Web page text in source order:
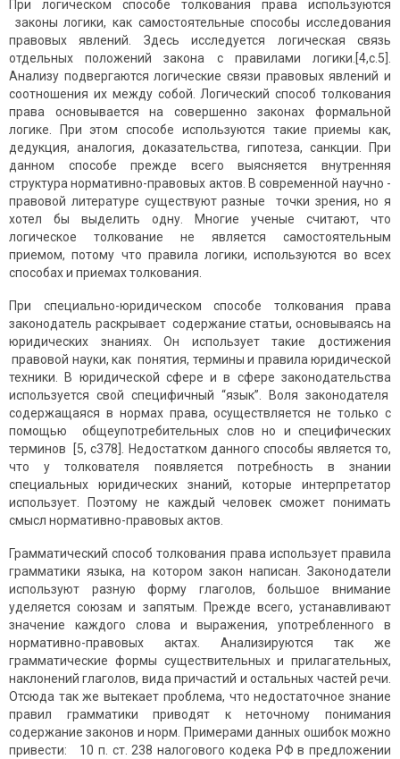
При логическом способе толкования права используются
законы логики, как самостоятельные способы исследования
правовых явлений. Здесь исследуется логическая связь
отдельных положений закона с правилами логики.[4,c.5].
Анализу подвергаются логические связи правовых явлений и
соотношения их между собой. Логический способ толкования
права основывается на совершенно законах формальной
логике. При этом способе используются такие приемы как,
дедукция, аналогия, доказательства, гипотеза, санкции. При
данном способе прежде всего выясняется внутренняя
структура нормативно-правовых актов. В современной научно -
правовой литературе существуют разные точки зрения, но я
хотел бы выделить одну. Многие ученые считают, что
логическое толкование не является самостоятельным
приемом, потому что правила логики, используются во всех
способах и приемах толкования.
При специально-юридическом способе толкования права
законодатель раскрывает содержание статьи, основываясь на
юридических знаниях. Он использует такие достижения
правовой науки, как понятия, термины и правила юридической
техники. В юридической сфере и в сфере законодательства
используется свой специфичный “язык”. Воля законодателя
содержащаяся в нормах права, осуществляется не только с
помощью общеупотребительных слов но и специфических
терминов [5, c378]. Недостатком данного способы является то,
что у толкователя появляется потребность в знании
специальных юридических знаний, которые интерпретатор
использует. Поэтому не каждый человек сможет понимать
смысл нормативно-правовых актов.
Грамматический способ толкования права использует правила
грамматики языка, на котором закон написан. Законодатели
используют разную форму глаголов, большое внимание
уделяется союзам и запятым. Прежде всего, устанавливают
значение каждого слова и выражения, употребленного в
нормативно-правовых актах. Анализируются так же
грамматические формы существительных и прилагательных,
наклонений глаголов, вида причастий и остальных частей речи.
Отсюда так же вытекает проблема, что недостаточное знание
правил грамматики приводят к неточному понимания
содержание законов и норм. Примерами данных ошибок можно
привести: 10 п. ст. 238 налогового кодека РФ в предложении